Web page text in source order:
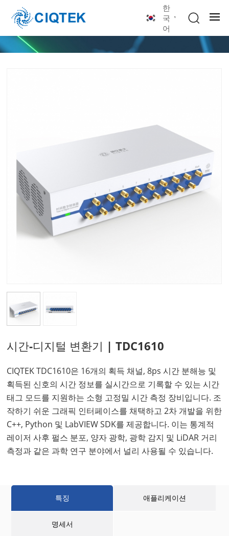
한
국
어
시간-디지털 변환기 | TDC1610
CIQTEK TDC1610은 16개의 획득 채널, 8ps 시간 분해능 및
획득된 신호의 시간 정보를 실시간으로 기록할 수 있는 시간
태그 모드를 지원하는 소형 고정밀 시간 측정 장비입니다. 조
작하기 쉬운 그래픽 인터페이스를 채택하고 2차 개발을 위한
C++, Python 및 LabVIEW SDK를 제공합니다. 이는 통계적
레이저 사후 펄스 분포, 양자 광학, 광학 감지 및 LiDAR 거리
측정과 같은 과학 연구 분야에서 널리 사용될 수 있습니다.
특징 애플리케이션
명세서